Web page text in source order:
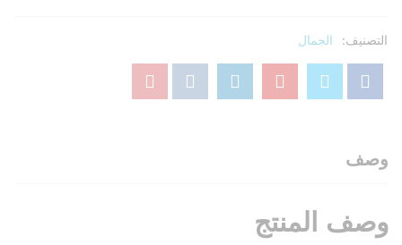
مل
التصنيف: الجمال
وصف
وصف المنتج